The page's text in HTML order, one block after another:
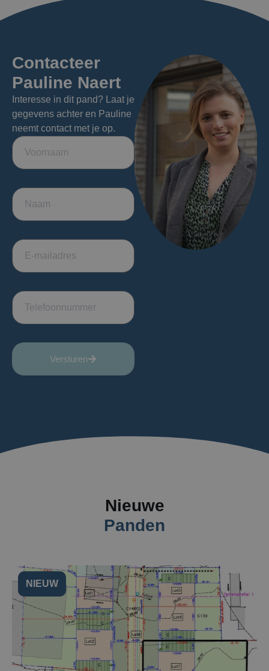
Contacteer
Pauline Naert
Interesse in dit pand? Laat je
gegevens achter en Pauline
neemt contact met je op.
Versturen
Nieuwe
Panden
NIEUW